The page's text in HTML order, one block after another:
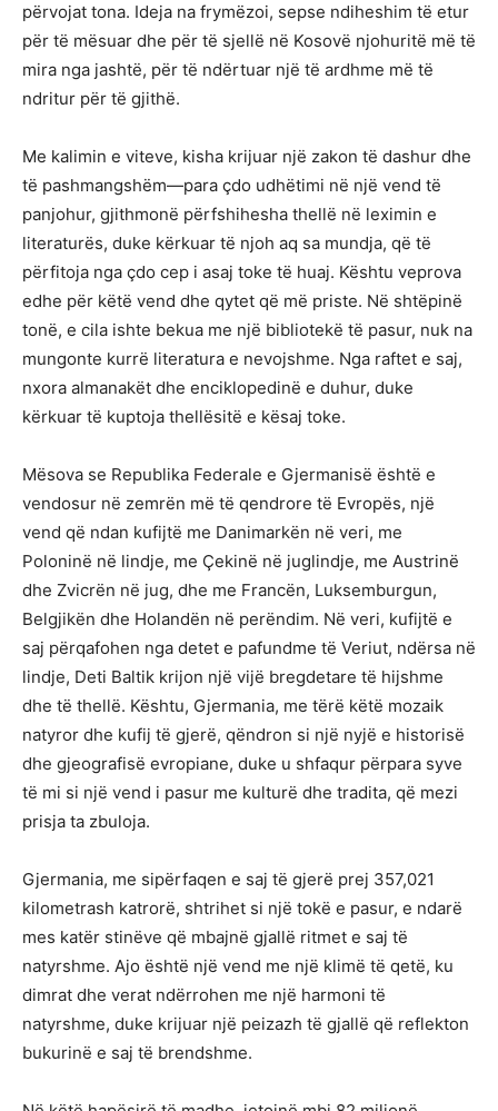
përvojat tona. Ideja na frymëzoi, sepse ndiheshim të etur
për të mësuar dhe për të sjellë në Kosovë njohuritë më të
mira nga jashtë, për të ndërtuar një të ardhme më të
ndritur për të gjithë.
Me kalimin e viteve, kisha krijuar një zakon të dashur dhe
të pashmangshëm—para çdo udhëtimi në një vend të
panjohur, gjithmonë përfshihesha thellë në leximin e
literaturës, duke kërkuar të njoh aq sa mundja, që të
përfitoja nga çdo cep i asaj toke të huaj. Kështu veprova
edhe për këtë vend dhe qytet që më priste. Në shtëpinë
tonë, e cila ishte bekua me një bibliotekë të pasur, nuk na
mungonte kurrë literatura e nevojshme. Nga raftet e saj,
nxora almanakët dhe enciklopedinë e duhur, duke
kërkuar të kuptoja thellësitë e kësaj toke.
Mësova se Republika Federale e Gjermanisë është e
vendosur në zemrën më të qendrore të Evropës, një
vend që ndan kufijtë me Danimarkën në veri, me
Poloninë në lindje, me Çekinë në juglindje, me Austrinë
dhe Zvicrën në jug, dhe me Francën, Luksemburgun,
Belgjikën dhe Holandën në perëndim. Në veri, kufijtë e
saj përqafohen nga detet e pafundme të Veriut, ndërsa në
lindje, Deti Baltik krijon një vijë bregdetare të hijshme
dhe të thellë. Kështu, Gjermania, me tërë këtë mozaik
natyror dhe kufij të gjerë, qëndron si një nyjë e historisë
dhe gjeografisë evropiane, duke u shfaqur përpara syve
të mi si një vend i pasur me kulturë dhe tradita, që mezi
prisja ta zbuloja.
Gjermania, me sipërfaqen e saj të gjerë prej 357,021
kilometrash katrorë, shtrihet si një tokë e pasur, e ndarë
mes katër stinëve që mbajnë gjallë ritmet e saj të
natyrshme. Ajo është një vend me një klimë të qetë, ku
dimrat dhe verat ndërrohen me një harmoni të
natyrshme, duke krijuar një peizazh të gjallë që reflekton
bukurinë e saj të brendshme.